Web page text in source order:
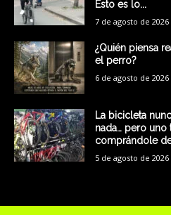
Esto es lo...
7 de agosto de 2026
¿Quién piensa
el perro?
6 de agosto de 2026
La bicicleta
nada… pero uno
comprándole
5 de agosto de 2026